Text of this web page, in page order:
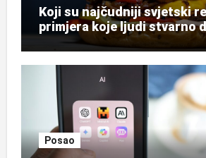
Koji su najčudniji svjetski
primjera koje ljudi stvarno
Posao